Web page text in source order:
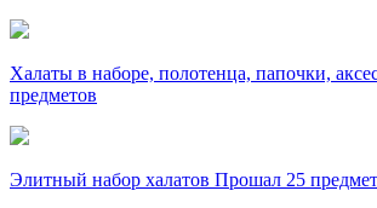
Халаты в наборе, полотенца, папочки,
предметов
Элитный набор халатов Прошал 25